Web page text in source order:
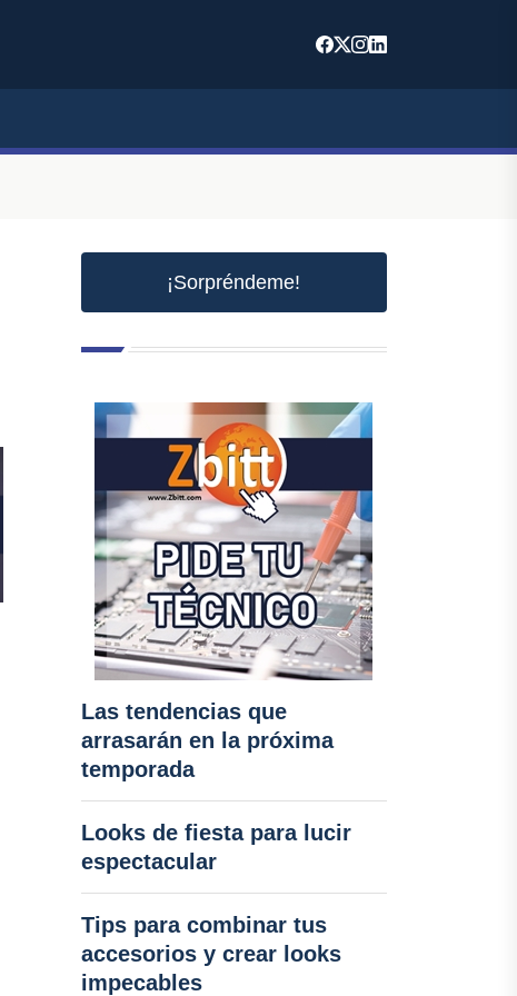
¡Sorpréndeme!
Las tendencias que
arrasarán en la próxima
temporada
Looks de fiesta para lucir
espectacular
Tips para combinar tus
accesorios y crear looks
impecables